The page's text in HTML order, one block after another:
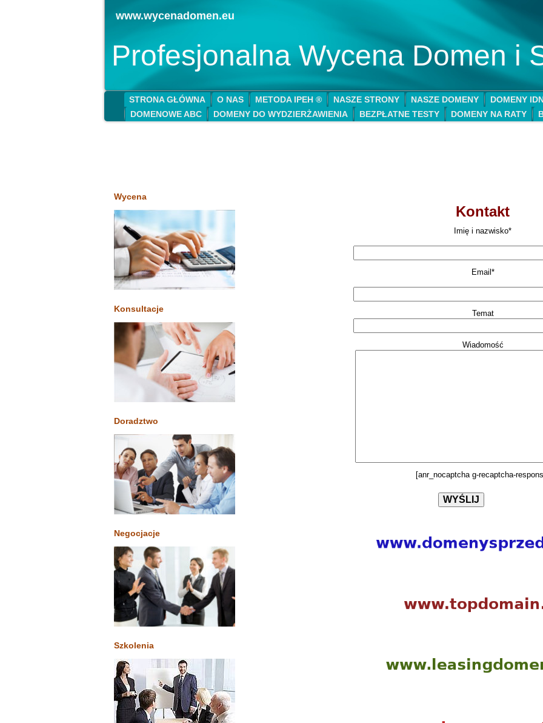
Profesjonalna Wycena Domen i
www.wycenadomen.eu
STRONA GŁÓWNA O NAS METODA IPEH ® NASZE STRONY NASZE DOMENY
DOMENY
DOMENOWE ABC
DOMENY DO WYDZIERŻAWIENIA BEZPŁATNE TESTY DOMENY NA RATY
Wycena
Konsultacje
Doradztwo
Negocjacje
Szkolenia
Kontakt
Imię i nazwisko*
Email*
Temat
Wiadomość
[anr_nocaptcha g-recaptcha-